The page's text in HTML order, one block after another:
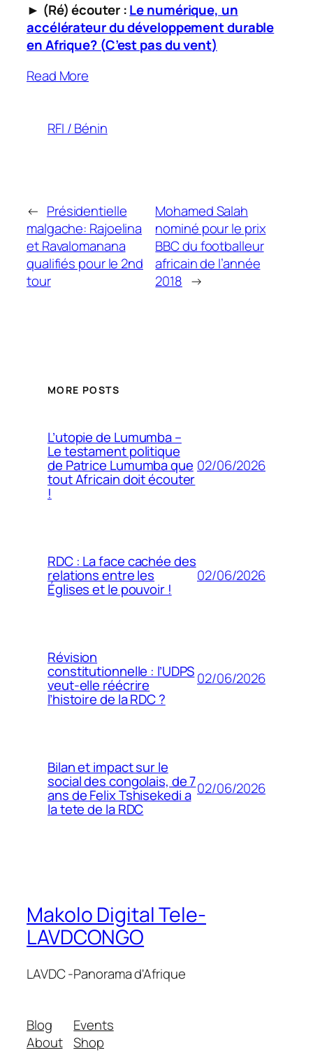
► (Ré) écouter :Le numérique, un
accélérateur du développement durable
en Afrique? (C’est pas du vent)
Read More
RFI / Bénin
← Présidentielle
malgache: Rajoelina
et Ravalomanana
qualifiés pour le 2nd
tour
Mohamed Salah
nominé pour le prix
BBC du footballeur
africain de l’année
2018 →
MORE POSTS
L’utopie de Lumumba –
Le testament politique
de Patrice Lumumba que
tout Africain doit écouter
!
02/06/2026
RDC : La face cachée des
relations entre les
Églises et le pouvoir !
02/06/2026
Révision
constitutionnelle : l’UDPS
veut-elle réécrire
l’histoire de la RDC ?
02/06/2026
Bilan et impact sur le
social des congolais, de 7
ans de Felix Tshisekedi a
la tete de la RDC
02/06/2026
Makolo Digital Tele-
LAVDCONGO
LAVDC -Panorama d'Afrique
Blog
About
Events
Shop